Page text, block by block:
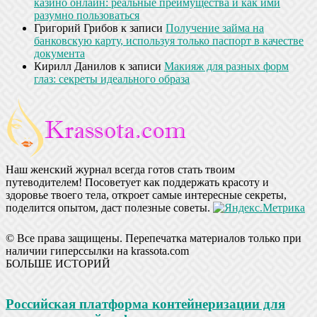
казино онлайн: реальные преимущества и как ими
разумно пользоваться
Григорий Грибов к записи Получение займа на
банковскую карту, используя только паспорт в качестве
документа
Кирилл Данилов к записи Макияж для разных форм
глаз: секреты идеального образа
Наш женский журнал всегда готов стать твоим
путеводителем! Посоветует как поддержать красоту и
здоровье твоего тела, откроет самые интересные секреты,
поделится опытом, даст полезные советы.
© Все права защищены. Перепечатка материалов только при
наличии гиперссылки на krassota.com
БОЛЬШЕ ИСТОРИЙ
Российская платформа контейнеризации для